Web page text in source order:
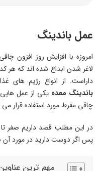
عمل باندینگ
امروزه با افزایش روز افزون
لاغر شدن ابداع شده اند که هر
داراست. از انواع رژیم های
باندینگ معده یکی از عمل
چاقی مفرط مورد استفاده قرار می
در این مطلب قصد داریم صفر
پس اگر دوست دارید در مورد آن
مهم ترین